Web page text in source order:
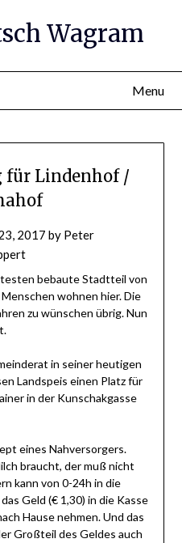
Wagram
Menu
für Lindenhof /
2017 by Peter
bebaute Stadtteil von
wohnen hier. Die
zu wünschen übrig. Nun
in seiner heutigen
Landspeis einen Platz für
in der Kunschakgasse
eines Nahversorgers.
braucht, der muß nicht
kann von 0-24h in die
Geld (€ 1,30) in die Kasse
Hause nehmen. Und das
Großteil des Geldes auch